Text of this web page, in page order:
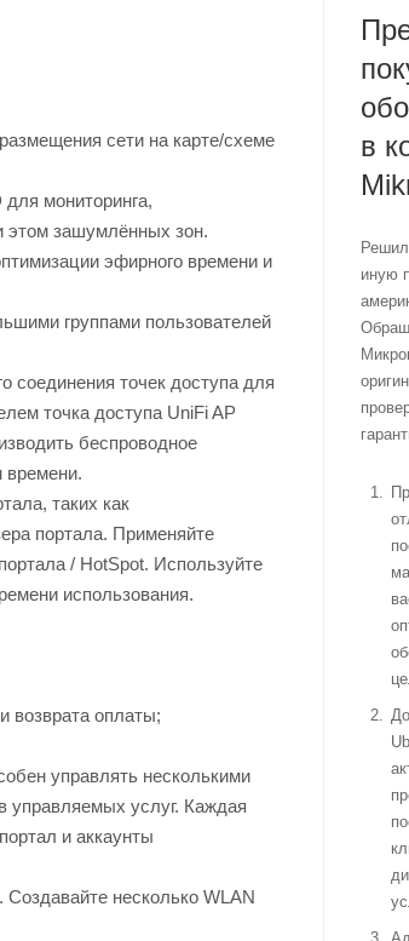
сети на карте/схеме
мониторинга,
этом зашумлённых зон.
эфирного времени и
группами пользователей
соединения точек доступа для
точка доступа UniFi AP
беспроводное
времени.
таких как
портала. Применяйте
/ HotSpot. Используйте
использования.
возврата оплаты;
управлять несколькими
управляемых услуг. Каждая
и аккаунты
несколько WLAN
в
иную